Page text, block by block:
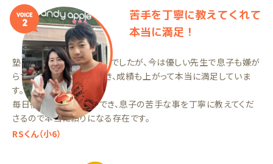
VOICE
2
苦手を丁寧に教えてくれて
本当に満足！
塾に通っても休んでばかりでしたが、今は優しい先生で息子も嫌が
らずに勉強をする事ができ、成績も上がって本当に満足していま
す。
毎日宿題をやる習慣ができ、息子の苦手な事を丁寧に教えてくだ
さるので本当に頼りになる存在です。
RSくん（小6）